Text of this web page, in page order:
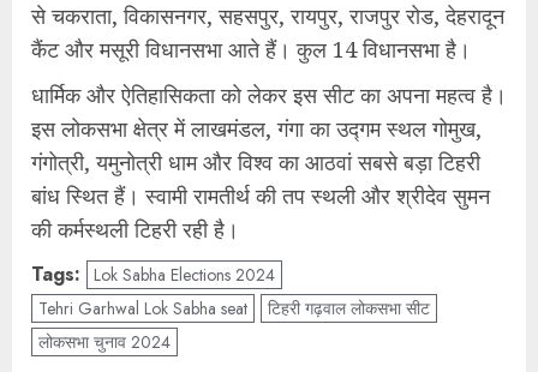
से चकराता, विकासनगर, सहसपुर, रायपुर, राजपुर रोड, देहरादून
कैंट और मसूरी विधानसभा आते हैं। कुल 14 विधानसभा है।
धार्मिक और ऐतिहासिकता को लेकर इस सीट का अपना महत्व है।
इस लोकसभा क्षेत्र में लाखमंडल, गंगा का उद्गम स्थल गोमुख,
गंगोत्री, यमुनोत्री धाम और विश्व का आठवां सबसे बड़ा टिहरी
बांध स्थित हैं। स्वामी रामतीर्थ की तप स्थली और श्रीदेव सुमन
की कर्मस्थली टिहरी रही है।
Tags: Lok Sabha Elections 2024
Tehri Garhwal Lok Sabha seat
टिहरी गढ़वाल लोकसभा सीट
लोकसभा चुनाव 2024